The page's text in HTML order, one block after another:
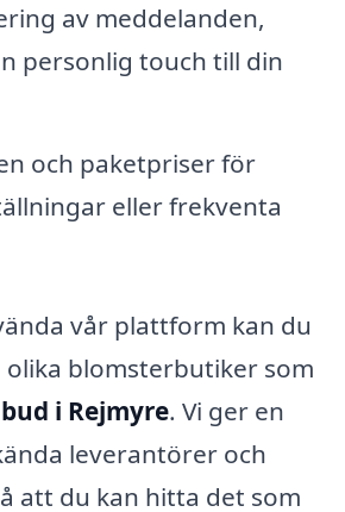
av meddelanden,
personlig touch till din
och paketpriser för
eller frekventa
vår plattform kan du
blomsterbutiker som
i Rejmyre. Vi ger en
leverantörer och
att du kan hitta det som